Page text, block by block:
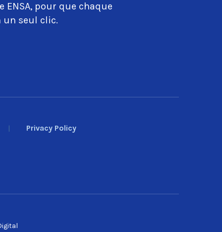
ENSA, pour que chaque
seul clic.
Privacy Policy